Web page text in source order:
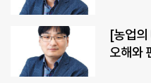
[농업의
오해와